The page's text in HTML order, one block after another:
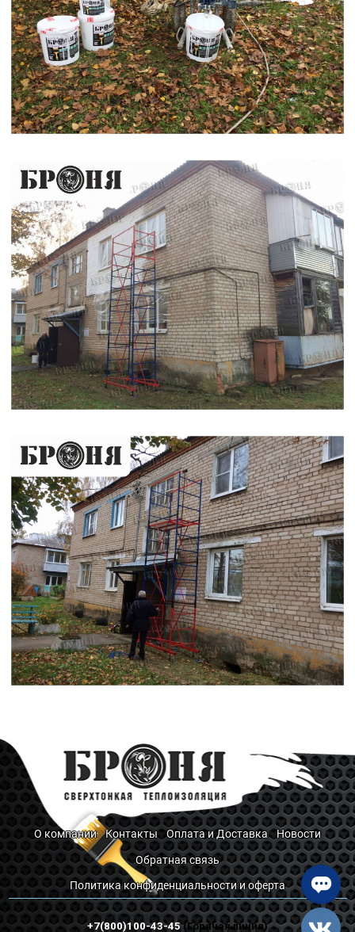
О компании Контакты Оплата и Доставка Новости
Обратная связь
Политика конфиденциальности и оферта
+7(800)100-43-45(Горячая линия)